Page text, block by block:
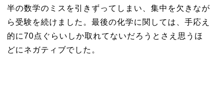
半の数学のミスを引きずってしまい、集中を欠きなが
ら受験を続けました。最後の化学に関しては、手応え
的に70点ぐらいしか取れてないだろうとさえ思うほ
どにネガティブでした。